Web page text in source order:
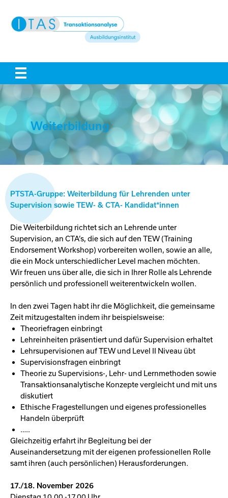
PTSTA-Gruppe: Weiterbildung für Lehrenden unter
Supervision sowie TEW- & CTA- Kandidat*innen
Die Weiterbildung richtet sich an Lehrende unter
Supervision, an CTA’s, die sich auf den TEW (Training
Endorsement Workshop) vorbereiten wollen, sowie an alle,
die ein Mock unterschiedlicher Level machen möchten.
Wir freuen uns über alle, die sich in Ihrer Rolle als Lehrende
persönlich und professionell weiterentwickeln wollen.
In den zwei Tagen habt ihr die Möglichkeit, die gemeinsame
Zeit mitzugestalten indem ihr beispielsweise:
Theoriefragen einbringt
Lehreinheiten präsentiert und dafür Supervision erhaltet
Lehrsupervisionen auf TEW und Level II Niveau übt
Supervisionsfragen einbringt
Theorie zu Supervisions-, Lehr- und Lernmethoden sowie
Transaktionsanalytische Konzepte vergleicht und mit uns
diskutiert
Ethische Fragestellungen und eigenes professionelles
Handeln überprüft
…..
Gleichzeitig erfahrt ihr Begleitung bei der
Auseinandersetzung mit der eigenen professionellen Rolle
samt ihren (auch persönlichen) Herausforderungen.
17./18. November 2026